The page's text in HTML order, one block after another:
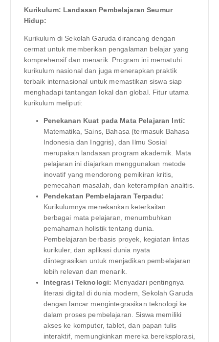
Kurikulum: Landasan Pembelajaran Seumur
Hidup:
Kurikulum di Sekolah Garuda dirancang dengan
cermat untuk memberikan pengalaman belajar yang
komprehensif dan menarik. Program ini mematuhi
kurikulum nasional dan juga menerapkan praktik
terbaik internasional untuk memastikan siswa siap
menghadapi tantangan lokal dan global. Fitur utama
kurikulum meliputi:
Penekanan Kuat pada Mata Pelajaran Inti:
Matematika, Sains, Bahasa (termasuk Bahasa
Indonesia dan Inggris), dan Ilmu Sosial
merupakan landasan program akademik. Mata
pelajaran ini diajarkan menggunakan metode
inovatif yang mendorong pemikiran kritis,
pemecahan masalah, dan keterampilan analitis.
Pendekatan Pembelajaran Terpadu:
Kurikulumnya menekankan keterkaitan
berbagai mata pelajaran, menumbuhkan
pemahaman holistik tentang dunia.
Pembelajaran berbasis proyek, kegiatan lintas
kurikuler, dan aplikasi dunia nyata
diintegrasikan untuk menjadikan pembelajaran
lebih relevan dan menarik.
Integrasi Teknologi: Menyadari pentingnya
literasi digital di dunia modern, Sekolah Garuda
dengan lancar mengintegrasikan teknologi ke
dalam proses pembelajaran. Siswa memiliki
akses ke komputer, tablet, dan papan tulis
interaktif, memungkinkan mereka bereksplorasi,